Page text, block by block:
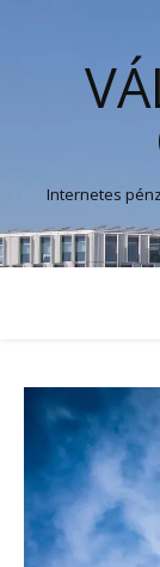
Internetes